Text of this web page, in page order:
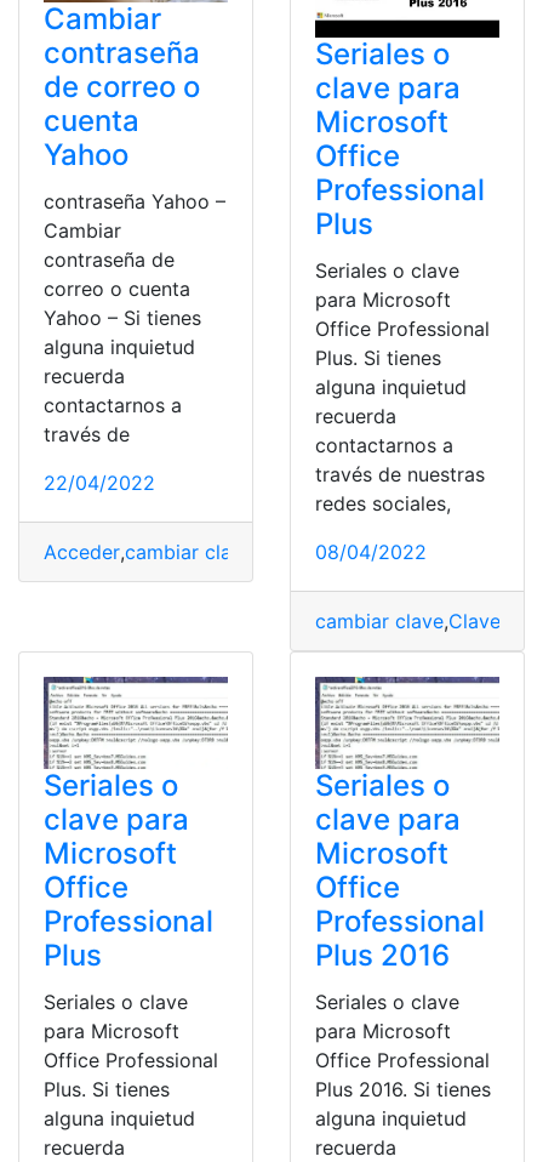
Cambiar
contraseña
de correo o
cuenta
Yahoo
contraseña Yahoo –
Cambiar
contraseña de
correo o cuenta
Yahoo – Si tienes
alguna inquietud
recuerda
contactarnos a
través de
22/04/2022
Acceder,cambiar clave computador,Contraseña
Seriales o
clave para
Microsoft
Office
Professional
Plus
Seriales o clave
para Microsoft
Office Professional
Plus. Si tienes
alguna inquietud
recuerda
contactarnos a
través de nuestras
redes sociales,
08/04/2022
cambiar clave,Clave
Seriales o
clave para
Microsoft
Office
Professional
Plus
Seriales o clave
para Microsoft
Office Professional
Plus. Si tienes
alguna inquietud
recuerda
Seriales o
clave para
Microsoft
Office
Professional
Plus 2016
Seriales o clave
para Microsoft
Office Professional
Plus 2016. Si tienes
alguna inquietud
recuerda